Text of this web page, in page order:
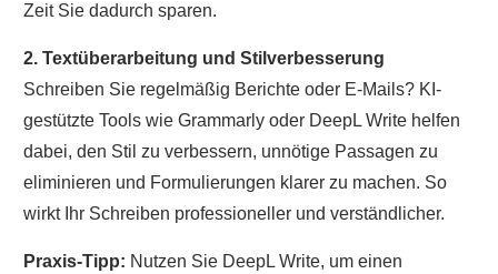
Zeit Sie dadurch sparen.
2. Textüberarbeitung und Stilverbesserung
Schreiben Sie regelmäßig Berichte oder E-Mails? KI-
gestützte Tools wie Grammarly oder DeepL Write helfen
dabei, den Stil zu verbessern, unnötige Passagen zu
eliminieren und Formulierungen klarer zu machen. So
wirkt Ihr Schreiben professioneller und verständlicher.
Praxis-Tipp: Nutzen Sie DeepL Write, um einen